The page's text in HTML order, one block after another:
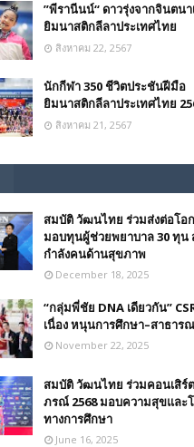
”พีรานีนน์“​ ดาวรุ่งจากจินตนา
ยิมนาสติกลีลาประเทศไทย
สิงหาคม 22, 2567
นักกีฬา 350 ชีวิตประชันฝีมือ
ยิมนาสติกลีลาประเทศไทย
สิงหาคม 21, 2567
สมบัติ วัฒนไทย ร่วมส่งต่อโอ
มอบทุนผู้ช่วยพยาบาล 30 ทุน
กำลังคนด้านสุขภาพ
December 18, 2025
“กลุ่มพี่ชัย DNA เดียวกัน”
เนื่อง หนุนการศึกษา–สาธาร
November 22, 2025
สมบัติ วัฒนไทย ร่วมคอนเสิร์
ภรณ์ 2568 มอบความสุขและ
ทางการศึกษา
June 16, 2025